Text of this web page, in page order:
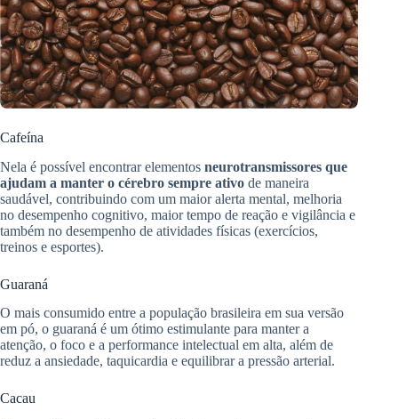
Cafeína
Nela é possível encontrar elementos neurotransmissores que
ajudam a manter o cérebro sempre ativo de maneira
saudável, contribuindo com um maior alerta mental, melhoria
no desempenho cognitivo, maior tempo de reação e vigilância e
também no desempenho de atividades físicas (exercícios,
treinos e esportes).
Guaraná
O mais consumido entre a população brasileira em sua versão
em pó, o guaraná é um ótimo estimulante para manter a
atenção, o foco e a performance intelectual em alta, além de
reduz a ansiedade, taquicardia e equilibrar a pressão arterial.
Cacau